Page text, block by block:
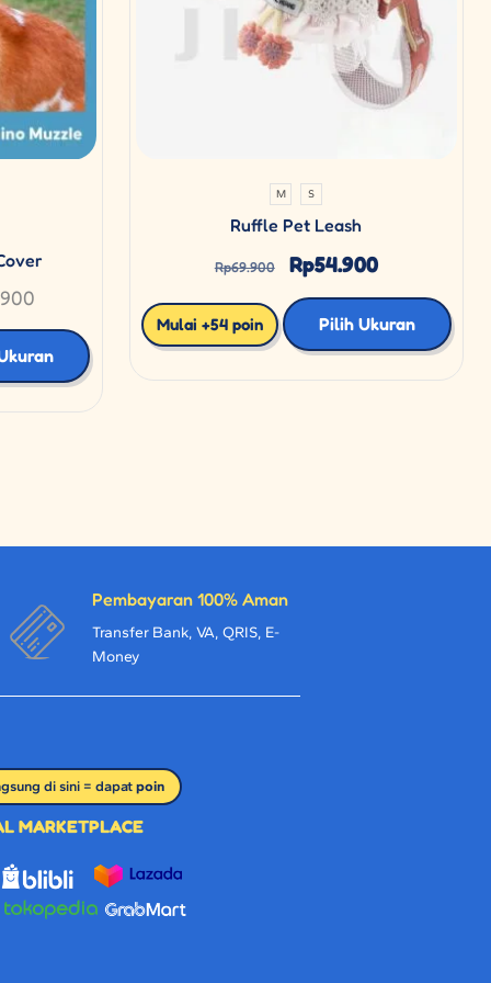
M S
Ruffle Pet Leash
Rp69.900 Rp54.900
Mulai +54 poin Pilih Ukuran
Pembayaran 100% Aman
Transfer Bank, VA, QRIS, E-
Money
di sini = dapatpoin
MARKETPLACE